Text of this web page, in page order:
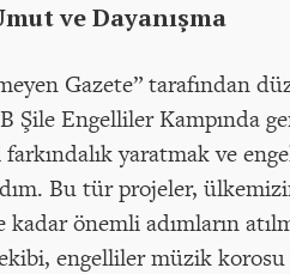
ve Dayanışma
Gazete” tarafından
Engelliler Kampında
yaratmak ve
Bu tür projeler,
önemli adımların
engelliler müzik